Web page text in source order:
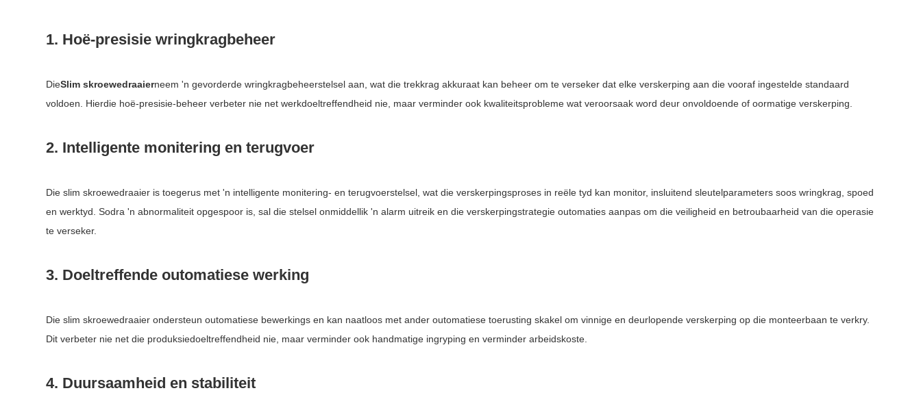
1. Hoë-presisie wringkragbeheer
DieSlim skroewedraaierneem 'n gevorderde wringkragbeheerstelsel aan, wat die trekkrag akkuraat kan beheer om te verseker dat elke verskerping aan die vooraf ingestelde standaard
voldoen. Hierdie hoë-presisie-beheer verbeter nie net werkdoeltreffendheid nie, maar verminder ook kwaliteitsprobleme wat veroorsaak word deur onvoldoende of oormatige verskerping.
2. Intelligente monitering en terugvoer
Die slim skroewedraaier is toegerus met 'n intelligente monitering- en terugvoerstelsel, wat die verskerpingsproses in reële tyd kan monitor, insluitend sleutelparameters soos wringkrag, spoed
en werktyd. Sodra 'n abnormaliteit opgespoor is, sal die stelsel onmiddellik 'n alarm uitreik en die verskerpingstrategie outomaties aanpas om die veiligheid en betroubaarheid van die operasie
te verseker.
3. Doeltreffende outomatiese werking
Die slim skroewedraaier ondersteun outomatiese bewerkings en kan naatloos met ander outomatiese toerusting skakel om vinnige en deurlopende verskerping op die monteerbaan te verkry.
Dit verbeter nie net die produksiedoeltreffendheid nie, maar verminder ook handmatige ingryping en verminder arbeidskoste.
4. Duursaamheid en stabiliteit